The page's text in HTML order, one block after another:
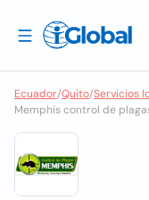
Ecuador/Quito/Servicios
Memphis control de